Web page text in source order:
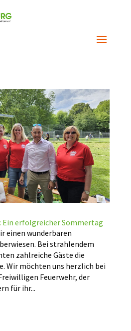
Ein erfolgreicher Sommertag
einen wunderbaren
Bei strahlendem
zahlreiche Gäste die
Wir möchten uns herzlich bei
Feuerwehr, der
für ihr...